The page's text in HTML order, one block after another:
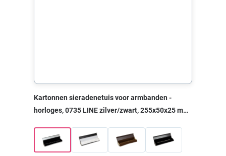
Kartonnen sieradenetuis voor armbanden -
horloges, 0735 LINE zilver/zwart, 255x50x25 mm,